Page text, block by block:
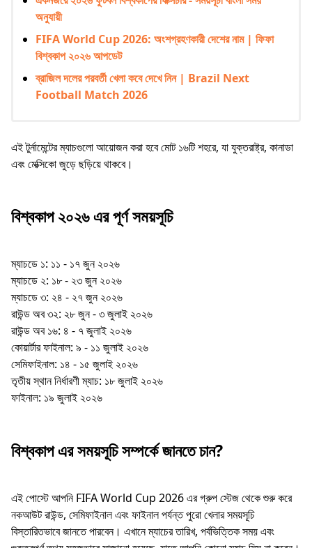
অনুযায়ী
FIFA World Cup 2026: অংশগ্রহণকারী দেশের নাম | ফিফা
বিশ্বকাপ ২০২৬ আপডেট
ব্রাজিল দলের পরবর্তী খেলা কবে দেখে নিন | Brazil Next
Football Match 2026
এই টুর্নামেন্টের ম্যাচগুলো আয়োজন করা হবে মোট ১৬টি শহরে, যা যুক্তরাষ্ট্র, কানাডা
এবং মেক্সিকো জুড়ে ছড়িয়ে থাকবে।
বিশ্বকাপ ২০২৬ এর পূর্ণ সময়সূচি
ম্যাচডে ১: ১১ - ১৭ জুন ২০২৬
ম্যাচডে ২: ১৮ - ২৩ জুন ২০২৬
ম্যাচডে ৩: ২৪ - ২৭ জুন ২০২৬
রাউন্ড অব ৩২: ২৮ জুন - ৩ জুলাই ২০২৬
রাউন্ড অব ১৬: ৪ - ৭ জুলাই ২০২৬
কোয়ার্টার ফাইনাল: ৯ - ১১ জুলাই ২০২৬
সেমিফাইনাল: ১৪ - ১৫ জুলাই ২০২৬
তৃতীয় স্থান নির্ধারণী ম্যাচ: ১৮ জুলাই ২০২৬
ফাইনাল: ১৯ জুলাই ২০২৬
বিশ্বকাপ এর সময়সূচি সম্পর্কে জানতে চান?
এই পোস্টে আপনি FIFA World Cup 2026 এর গ্রুপ স্টেজ থেকে শুরু করে
নকআউট রাউন্ড, সেমিফাইনাল এবং ফাইনাল পর্যন্ত পুরো খেলার সময়সূচি
বিস্তারিতভাবে জানতে পারবেন। এখানে ম্যাচের তারিখ, পর্বভিত্তিক সময় এবং